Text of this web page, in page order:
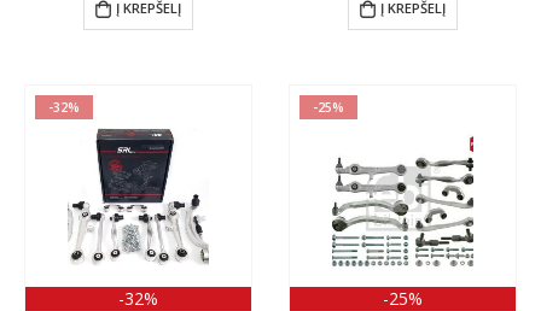
€299.99.
Į KREPŠELĮ €229.00.
Į KREPŠELĮ
-32%
-32%
-25%
-25%